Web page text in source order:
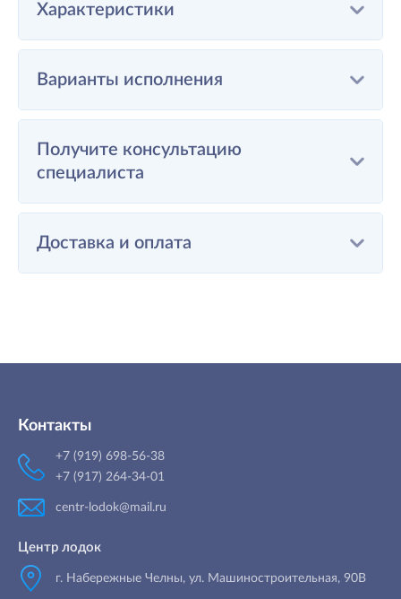
Характеристики
Варианты исполнения
Получите консультацию
специалиста
Доставка и оплата
Контакты
+7 (919) 698-56-38
+7 (917) 264-34-01
centr-lodok@mail.ru
Центр лодок
г. Набережные Челны, ул. Машиностроительная, 90B